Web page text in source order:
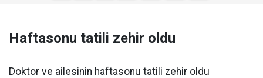
Haftasonu tatili zehir oldu
Doktor ve ailesinin haftasonu tatili zehir oldu